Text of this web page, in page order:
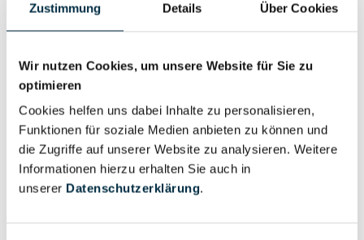
Zustimmung Details Über Cookies
Wir nutzen Cookies, um unsere Website für Sie zu
optimieren
Cookies helfen uns dabei Inhalte zu personalisieren,
Funktionen für soziale Medien anbieten zu können und
die Zugriffe auf unserer Website zu analysieren. Weitere
Informationen hierzu erhalten Sie auch in
unserer Datenschutzerklärung.
Eigentums- und Kontrollstruktur
Gesellschafterstruktur
Vollständiges
Unternehmensprofil
anfragen